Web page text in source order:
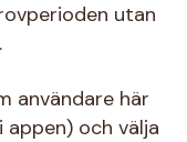
utan
användare här
och välja